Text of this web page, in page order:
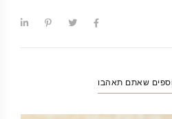
שאתם תאהבו